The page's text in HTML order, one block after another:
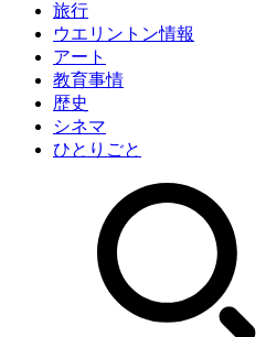
旅行
ウエリントン情報
アート
教育事情
歴史
シネマ
ひとりごと